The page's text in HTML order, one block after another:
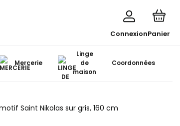
ConnexionPanier
Mercerie
Linge
de
maison
Coordonnées
Saint Nikolas sur gris, 160 cm